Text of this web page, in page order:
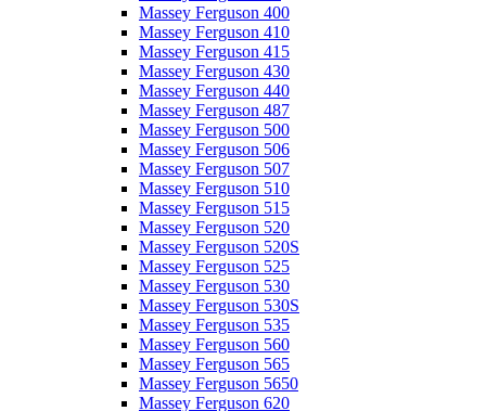
Massey Ferguson 400
Massey Ferguson 410
Massey Ferguson 415
Massey Ferguson 430
Massey Ferguson 440
Massey Ferguson 487
Massey Ferguson 500
Massey Ferguson 506
Massey Ferguson 507
Massey Ferguson 510
Massey Ferguson 515
Massey Ferguson 520
Massey Ferguson 520S
Massey Ferguson 525
Massey Ferguson 530
Massey Ferguson 530S
Massey Ferguson 535
Massey Ferguson 560
Massey Ferguson 565
Massey Ferguson 5650
Massey Ferguson 620